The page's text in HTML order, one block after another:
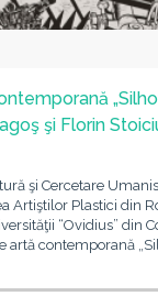
şi Florin
şi Cercetare
Artiştilor Plastici din
“Ovidius” din
artă contemporană